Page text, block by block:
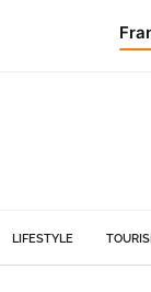
LIFESTYLE